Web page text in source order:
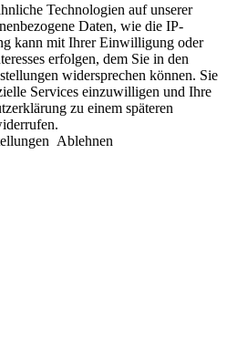
Technologien auf unserer
Daten, wie die IP-
kann mit Ihrer Einwilligung oder
erfolgen, dem Sie in den
widersprechen können. Sie
Services einzuwilligen und Ihre
zu einem späteren
Ablehnen